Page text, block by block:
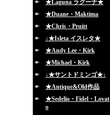
★Laguna ラグーナ★
★Duane・Maktima
★Chris・Pruitt
↓★Isleta イスレタ★
★Andy Lee・Kirk
★Michael・Kirk
↓★サントドミンゴ★↓
★Antique&Old作品
★Sedelio・Fidel・Lovat
o